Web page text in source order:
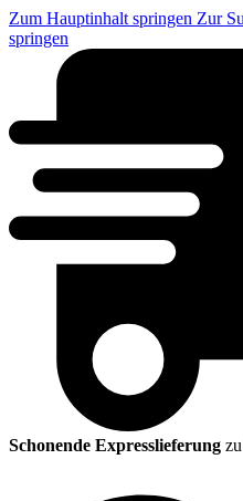
Zum Hauptinhalt springen Zur
springen
Schonende Expresslieferung